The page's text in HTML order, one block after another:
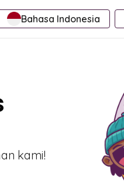
Bahasa Indonesia
kami!